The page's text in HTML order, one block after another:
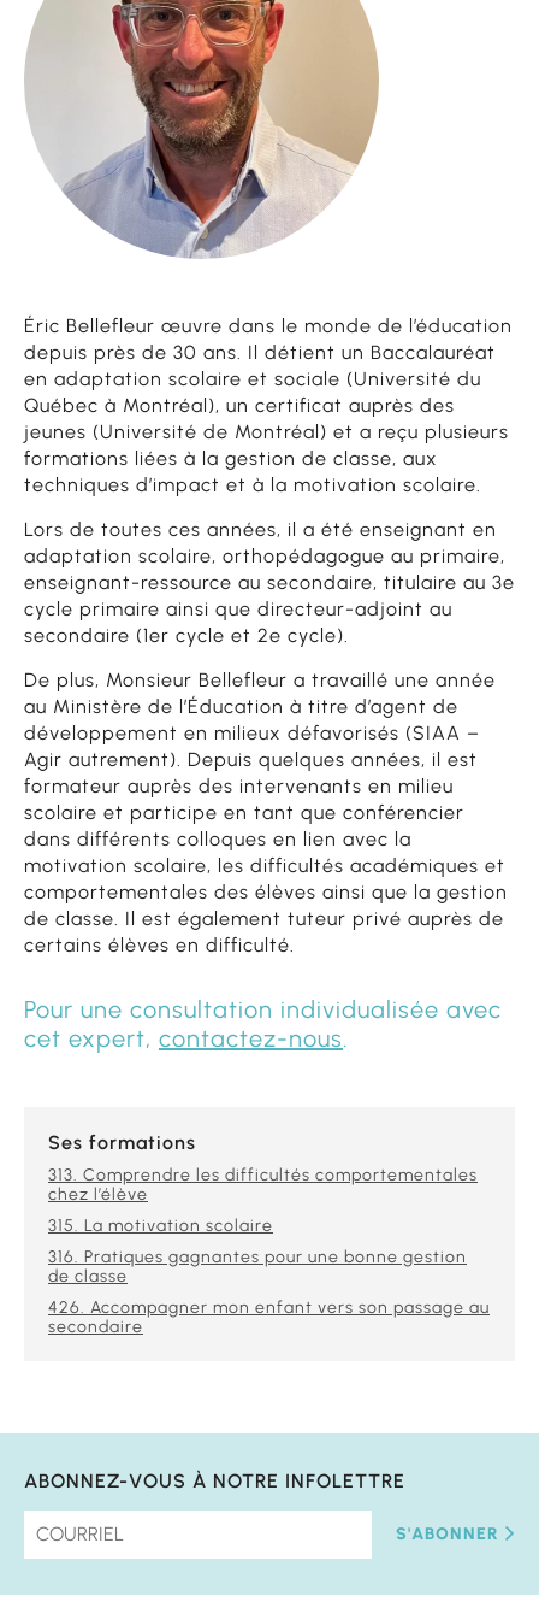
Éric Bellefleur œuvre dans le monde de l’éducation
depuis près de 30 ans. Il détient un Baccalauréat
en adaptation scolaire et sociale (Université du
Québec à Montréal), un certificat auprès des
jeunes (Université de Montréal) et a reçu plusieurs
formations liées à la gestion de classe, aux
techniques d’impact et à la motivation scolaire.
Lors de toutes ces années, il a été enseignant en
adaptation scolaire, orthopédagogue au primaire,
enseignant-ressource au secondaire, titulaire au 3e
cycle primaire ainsi que directeur-adjoint au
secondaire (1er cycle et 2e cycle).
De plus, Monsieur Bellefleur a travaillé une année
au Ministère de l’Éducation à titre d’agent de
développement en milieux défavorisés (SIAA –
Agir autrement). Depuis quelques années, il est
formateur auprès des intervenants en milieu
scolaire et participe en tant que conférencier
dans différents colloques en lien avec la
motivation scolaire, les difficultés académiques et
comportementales des élèves ainsi que la gestion
de classe. Il est également tuteur privé auprès de
certains élèves en difficulté.
Pour une consultation individualisée avec
cet expert, contactez-nous.
Ses formations
313. Comprendre les difficultés comportementales
chez l’élève
315. La motivation scolaire
316. Pratiques gagnantes pour une bonne gestion
de classe
426. Accompagner mon enfant vers son passage au
secondaire
ABONNEZ-VOUS À NOTRE INFOLETTRE
S'ABONNER